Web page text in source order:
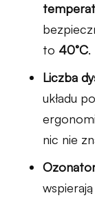
to 40°C.
Liczba
układu
nic nie